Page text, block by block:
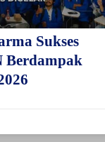
Sukses
Berdampak